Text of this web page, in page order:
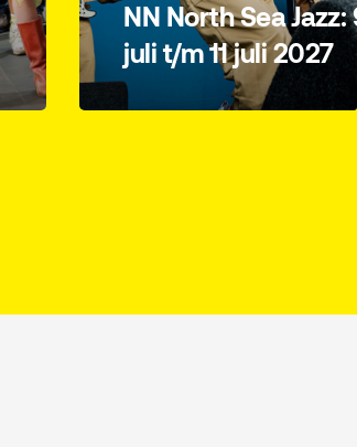
NN North Sea Jazz:
juli t/m 11 juli 2027